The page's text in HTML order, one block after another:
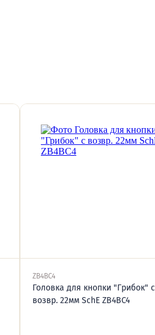
ZB4BC4
Головка для кнопки "Грибок" с
возвр. 22мм SchE ZB4BC4